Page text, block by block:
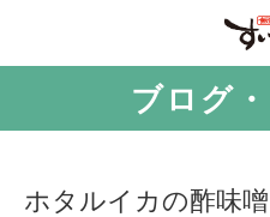
ブログ
ホタルイカの酢味